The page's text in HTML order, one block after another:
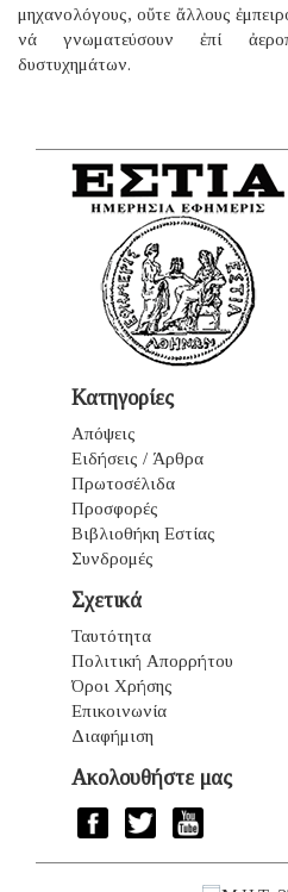
μηχανολόγους, οὔτε ἄλλους
νά γνωματεύσουν ἐπί
δυστυχημάτων.
Κατηγορίες
Απόψεις
Ειδήσεις / Άρθρα
Πρωτοσέλιδα
Προσφορές
Βιβλιοθήκη Εστίας
Συνδρομές
Σχετικά
Ταυτότητα
Πολιτική Απορρήτου
Όροι Χρήσης
Επικοινωνία
Διαφήμιση
Ακολουθήστε μας